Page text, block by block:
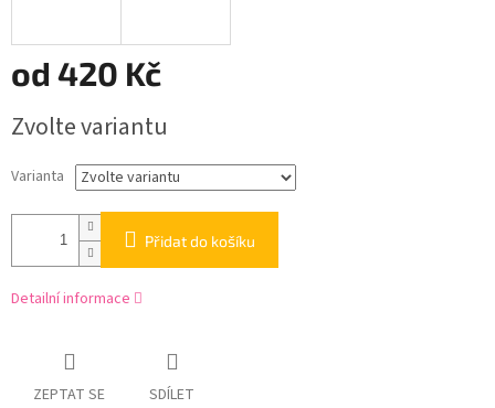
od 420 Kč
cena:
Zvolte variantu
Varianta
Přidat do košíku
Detailní informace
ZEPTAT SE SDÍLET